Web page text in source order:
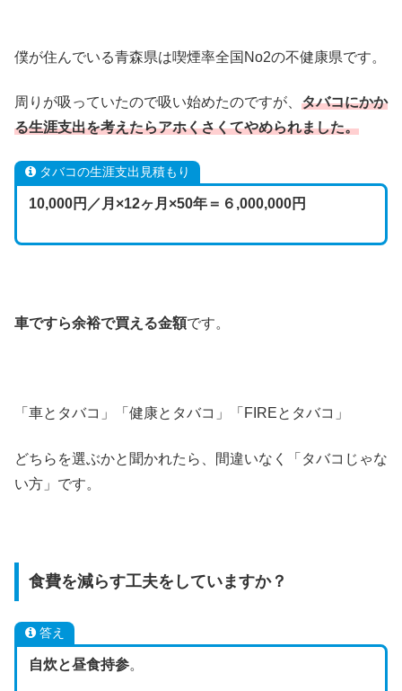
僕が住んでいる青森県は喫煙率全国No2の不健康県です。
周りが吸っていたので吸い始めたのですが、 タバコにかか
る生涯支出を考えたらアホくさくてやめられました。
タバコの生涯支出見積もり
10,000円／月×12ヶ月×50年＝６,000,000円
車ですら余裕で買える金額です。
「車とタバコ」「健康とタバコ」「FIREとタバコ」
どちらを選ぶかと聞かれたら、間違いなく「タバコじゃな
い方」です。
食費を減らす工夫をしていますか？
答え
自炊と昼食持参。